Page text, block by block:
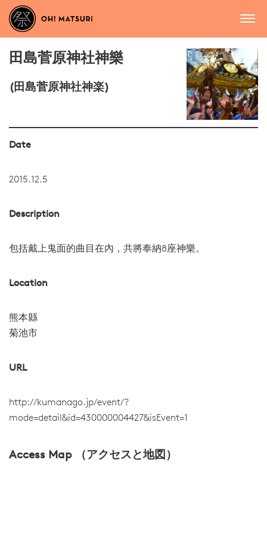
田島菅原神社神樂
(田島菅原神社神楽)
Date
2015.12.5
Description
包括戴上鬼面的曲目在內，共將奉納8座神樂。
Location
熊本縣
菊池市
URL
http://kumanago.jp/event/?
mode=detail&id=430000004427&isEvent=1
Access Map （アクセスと地図）